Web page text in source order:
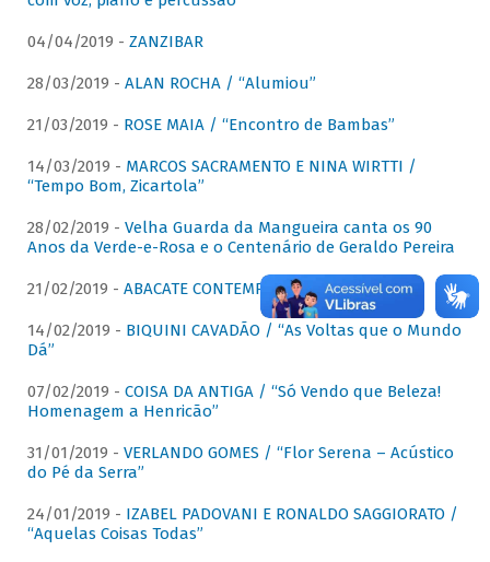
04/04/2019 - ZANZIBAR
28/03/2019 - ALAN ROCHA / “Alumiou”
21/03/2019 - ROSE MAIA / “Encontro de Bambas”
14/03/2019 - MARCOS SACRAMENTO E NINA WIRTTI /
“Tempo Bom, Zicartola”
28/02/2019 - Velha Guarda da Mangueira canta os 90
Anos da Verde-e-Rosa e o Centenário de Geraldo Pereira
21/02/2019 - ABACATE CONTEMPORÂNEO
14/02/2019 - BIQUINI CAVADÃO / “As Voltas que o Mundo
Dá”
07/02/2019 - COISA DA ANTIGA / “Só Vendo que Beleza!
Homenagem a Henricão”
31/01/2019 - VERLANDO GOMES / “Flor Serena – Acústico
do Pé da Serra”
24/01/2019 - IZABEL PADOVANI E RONALDO SAGGIORATO /
“Aquelas Coisas Todas”